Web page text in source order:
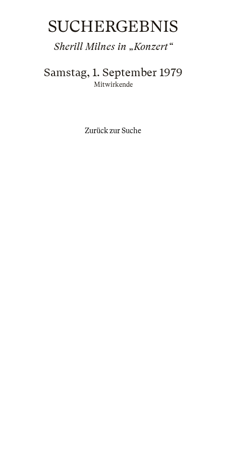
SUCHERGEBNIS
Sherill Milnes in „Konzert“
Samstag, 1. September 1979
Mitwirkende
Zurück zur Suche